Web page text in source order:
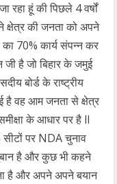
हूं की पिछले 4 वर्षों
क्षेत्र की जनता को अपने
का 70% कार्य संपन्न कर
जी है जो बिहार के जमुई
बोर्ड के राष्ट्रीय
है वह आम जनता से क्षेत्र
के आधार पर है ll
पर NDA चुनाव
है और कुछ भी कहने
है और अपने अपने बयान